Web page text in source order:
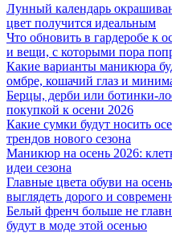
Лунный календарь
цвет получится идеальным
Что обновить в гардеробе к
и вещи, с которыми пора
Какие варианты маникюра
омбре, кошачий глаз и
Берцы, дерби или ботинки-
покупкой к осени 2026
Какие сумки будут носить
трендов нового сезона
Маникюр на осень 2026:
идеи сезона
Главные цвета обуви на
выглядеть дорого и
Белый френч больше не
будут в моде этой осенью